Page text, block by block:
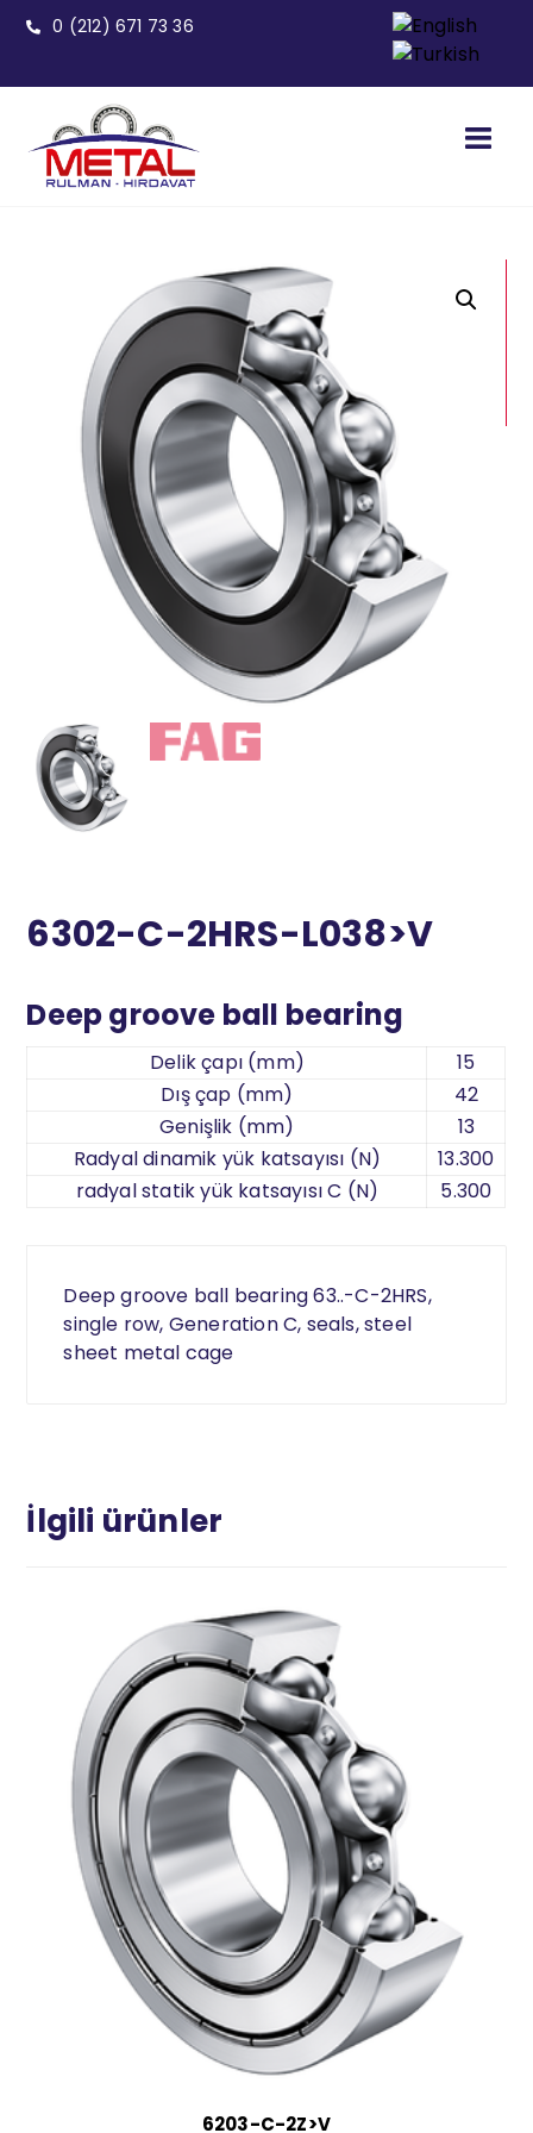
0 (212) 671 73 36
6302-C-2HRS-L038>V
Deep groove ball bearing
Delik çapı (mm)
15
Dış çap (mm)
42
Genişlik (mm)
13
Radyal dinamik yük katsayısı (N)
13.300
radyal statik yük katsayısı C (N)
5.300
Deep groove ball bearing 63..-C-2HRS,
single row, Generation C, seals, steel
sheet metal cage
İlgili ürünler
6203-C-2Z>V